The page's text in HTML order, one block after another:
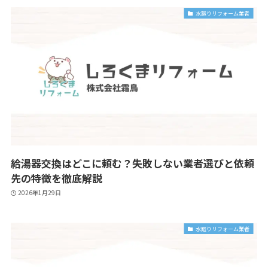
水廻りリフォーム業者
給湯器交換はどこに頼む？失敗しない業者選びと依頼
先の特徴を徹底解説
2026年1月29日
水廻りリフォーム業者